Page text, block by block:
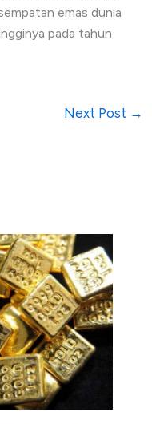
emas dunia
pada tahun
Next Post →